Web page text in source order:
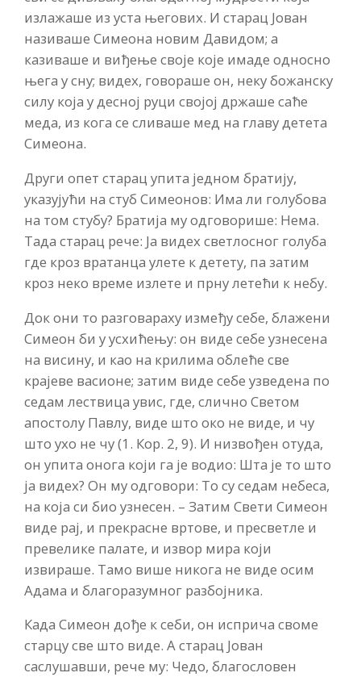
излажаше из уста његових. И старац Јован
називаше Симеона новим Давидом; а
казиваше и виђење своје које имаде односно
њега у сну; видех, говораше он, неку божанску
силу која у десној руци својој држаше саће
меда, из кога се сливаше мед на главу детета
Симеона.
Други опет старац упита једном братију,
указујући на стуб Симеонов: Има ли голубова
на том стубу? Братија му одговорише: Нема.
Тада старац рече: Ја видех светлосног голуба
где кроз вратанца улете к детету, па затим
кроз неко време излете и прну летећи к небу.
Док они то разговараху између себе, блажени
Симеон би у усхићењу: он виде себе узнесена
на висину, и као на крилима облеће све
крајеве васионе; затим виде себе узведена по
седам лествица увис, где, слично Светом
апостолу Павлу, виде што око не виде, и чу
што ухо не чу (1. Кор. 2, 9). И низвођен отуда,
он упита онога који га је водио: Шта је то што
ја видех? Он му одговори: То су седам небеса,
на која си био узнесен. – Затим Свети Симеон
виде рај, и прекрасне вртове, и пресветле и
превелике палате, и извор мира који
извираше. Тамо више никога не виде осим
Адама и благоразумног разбојника.
Када Симеон дође к себи, он исприча своме
старцу све што виде. А старац Јован
саслушавши, рече му: Чедо, благословен